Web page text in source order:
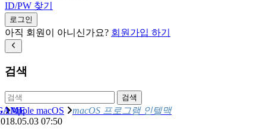
ID/PW 찾기
로그인
아직 회원이 아니신가요? 회원가입 하기
검색
검색
Apple macOS macOS 프로그램 인텔맥
07:50